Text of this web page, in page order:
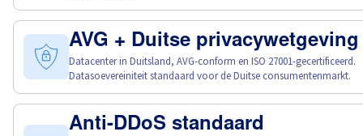
AVG + Duitse privacywetgeving
Datacenter in Duitsland, AVG-conform en ISO 27001-gecertificeerd.
Datasoevereiniteit standaard voor de Duitse consumentenmarkt.
Anti-DDoS standaard